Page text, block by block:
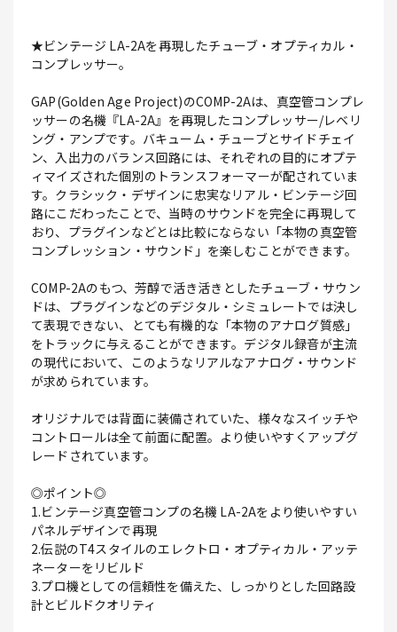
★ビンテージ LA-2Aを再現したチューブ・オプティカル・
コンプレッサー。
GAP(Golden Age Project)のCOMP-2Aは、真空管コンプレ
ッサーの名機『LA-2A』を再現したコンプレッサー/レベリ
ング・アンプです。バキューム・チューブとサイドチェイ
ン、入出力のバランス回路には、それぞれの目的にオプテ
ィマイズされた個別のトランスフォーマーが配されていま
す。クラシック・デザインに忠実なリアル・ビンテージ回
路にこだわったことで、当時のサウンドを完全に再現して
おり、プラグインなどとは比較にならない「本物の真空管
コンプレッション・サウンド」を楽しむことができます。
COMP-2Aのもつ、芳醇で活き活きとしたチューブ・サウン
ドは、プラグインなどのデジタル・シミュレートでは決し
て表現できない、とても有機的な「本物のアナログ質感」
をトラックに与えることができます。デジタル録音が主流
の現代において、このようなリアルなアナログ・サウンド
が求められています。
オリジナルでは背面に装備されていた、様々なスイッチや
コントロールは全て前面に配置。より使いやすくアップグ
レードされています。
◎ポイント◎
1.ビンテージ真空管コンプの名機 LA-2Aをより使いやすい
パネルデザインで再現
2.伝説のT4スタイルのエレクトロ・オプティカル・アッテ
ネーターをリビルド
3.プロ機としての信頼性を備えた、しっかりとした回路設
計とビルドクオリティ